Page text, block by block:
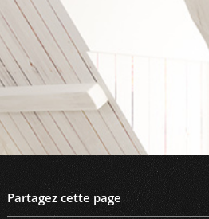
Partagez cette page